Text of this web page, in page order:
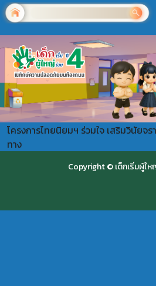
โครงการไทยนิยมฯ ร่วมใจ เสริมวินัยจ
ทาง
Copyright © เด็กเริ่มผู้ใ